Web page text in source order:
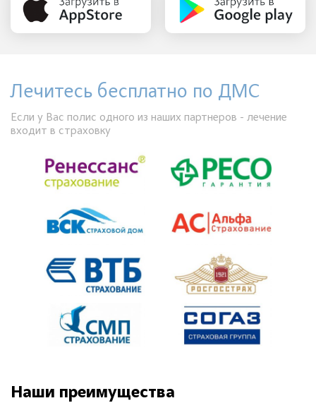
Лечитесь бесплатно по ДМС
Если у Вас полис одного из наших партнеров - лечение
входит в страховку
Наши преимущества